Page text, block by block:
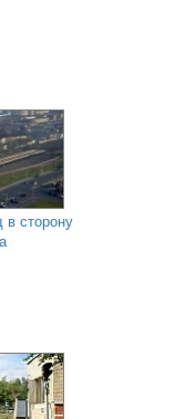
сторону